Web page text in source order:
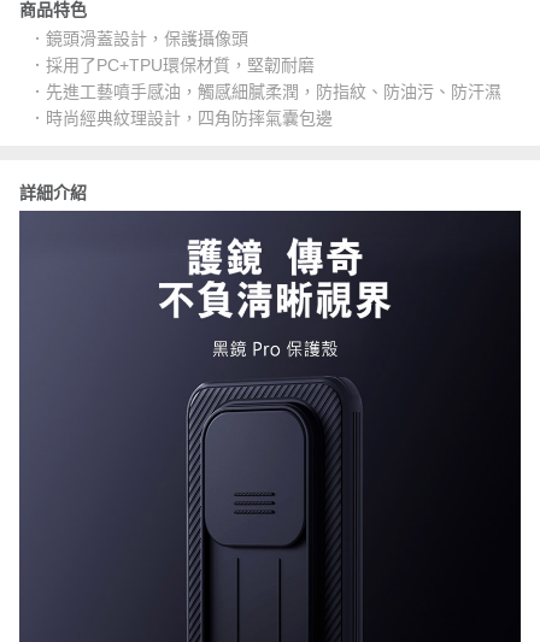
商品特色
．鏡頭滑蓋設計，保護攝像頭
．採用了PC+TPU環保材質，堅韌耐磨
．先進工藝噴手感油，觸感細膩柔潤，防指紋、防油污、防汗濕
．時尚經典紋理設計，四角防摔氣囊包邊
詳細介紹